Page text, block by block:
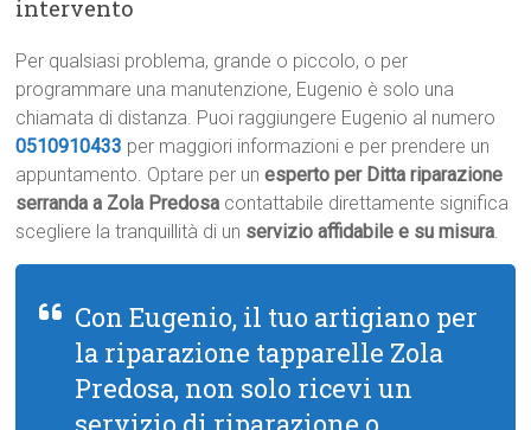
intervento
Per qualsiasi problema, grande o piccolo, o per
programmare una manutenzione, Eugenio è solo una
chiamata di distanza. Puoi raggiungere Eugenio al numero
0510910433 per maggiori informazioni e per prendere un
appuntamento. Optare per unesperto per Ditta riparazione
serranda a Zola Predosa contattabile direttamente significa
scegliere la tranquillità di un servizio affidabile e su misura.
Con Eugenio, il tuo artigiano per
la riparazione tapparelle Zola
Predosa, non solo ricevi un